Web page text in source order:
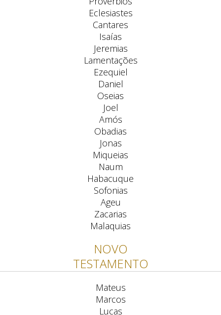
Eclesiastes
Cantares
Isaías
Jeremias
Lamentações
Ezequiel
Daniel
Oseias
Joel
Amós
Obadias
Jonas
Miqueias
Naum
Habacuque
Sofonias
Ageu
Zacarias
Malaquias
NOVO
TESTAMENTO
Mateus
Marcos
Lucas